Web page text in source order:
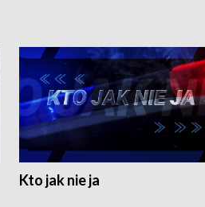
Kto jak nie ja